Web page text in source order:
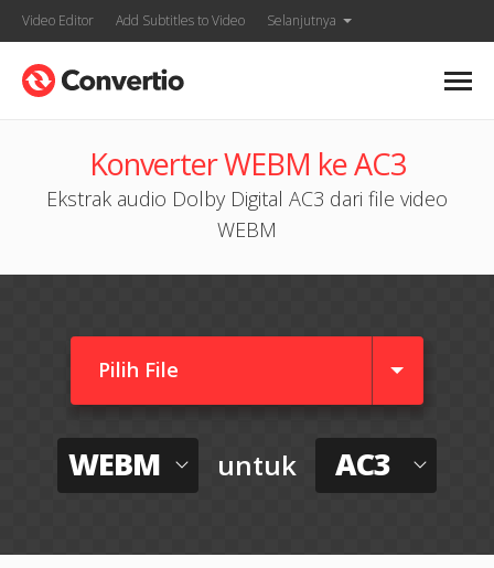
Video Editor Add Subtitles to Video Selanjutnya
Konverter WEBM ke AC3
Ekstrak audio Dolby Digital AC3 dari file video
WEBM
Pilih File
WEBM untuk AC3